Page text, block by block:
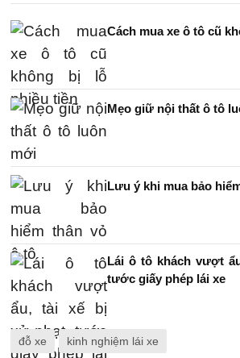
Cách mua xe ô tô cũ
Mẹo giữ nội thất ô tô
Lưu ý khi mua bảo
Lái ô tô khách vượt
tước giấy phép lái xe
đỗ xe kinh nghiệm lái xe